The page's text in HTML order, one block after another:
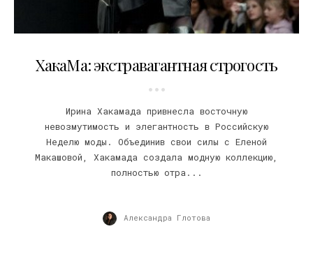
ХакаМа: экстравагантная строгость
Ирина Хакамада привнесла восточную
невозмутимость и элегантность в Российскую
Неделю моды. Объединив свои силы с Еленой
Макашовой, Хакамада создала модную коллекцию,
полностью отра...
Александра Глотова